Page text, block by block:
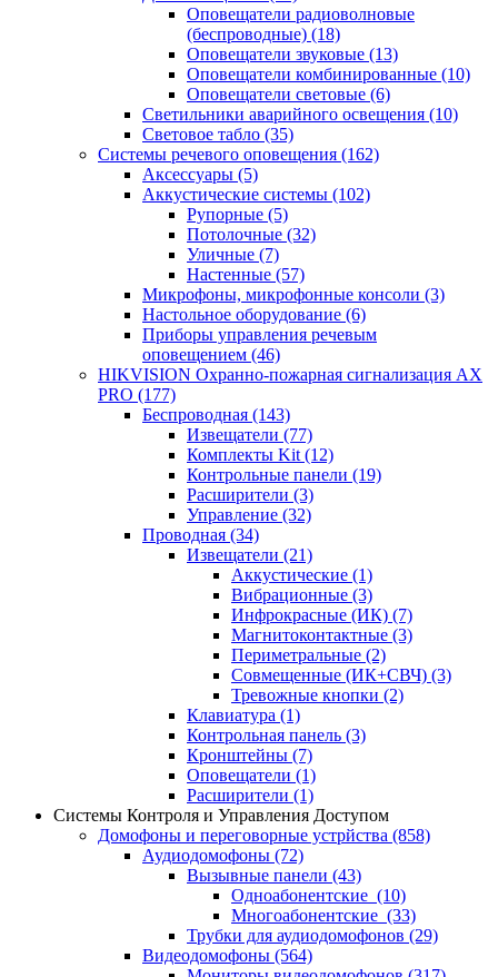
Оповещатели радиоволновые
(беспроводные) (18)
Оповещатели звуковые (13)
Оповещатели комбинированные (10)
Оповещатели световые (6)
Светильники аварийного освещения (10)
Световое табло (35)
Системы речевого оповещения (162)
Аксессуары (5)
Аккустические системы (102)
Рупорные (5)
Потолочные (32)
Уличные (7)
Настенные (57)
Микрофоны, микрофонные консоли (3)
Настольное оборудование (6)
Приборы управления речевым
оповещением (46)
HIKVISION Охранно-пожарная сигнализация AX
PRO (177)
Беспроводная (143)
Извещатели (77)
Комплекты Kit (12)
Контрольные панели (19)
Расширители (3)
Управление (32)
Проводная (34)
Извещатели (21)
Аккустические (1)
Вибрационные (3)
Инфрокрасные (ИК) (7)
Магнитоконтактные (3)
Периметральные (2)
Совмещенные (ИК+СВЧ) (3)
Тревожные кнопки (2)
Клавиатура (1)
Контрольная панель (3)
Кронштейны (7)
Оповещатели (1)
Расширители (1)
Системы Контроля и Управления Доступом
Домофоны и переговорные устрйства (858)
Аудиодомофоны (72)
Вызывные панели (43)
Одноабонентские (10)
Многоабонентские (33)
Трубки для аудиодомофонов (29)
Видеодомофоны (564)